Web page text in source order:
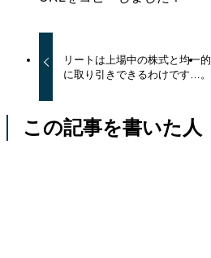
リートは上場中の株式と均一的
に取り引きできるわけです…。
この記事を書いた人